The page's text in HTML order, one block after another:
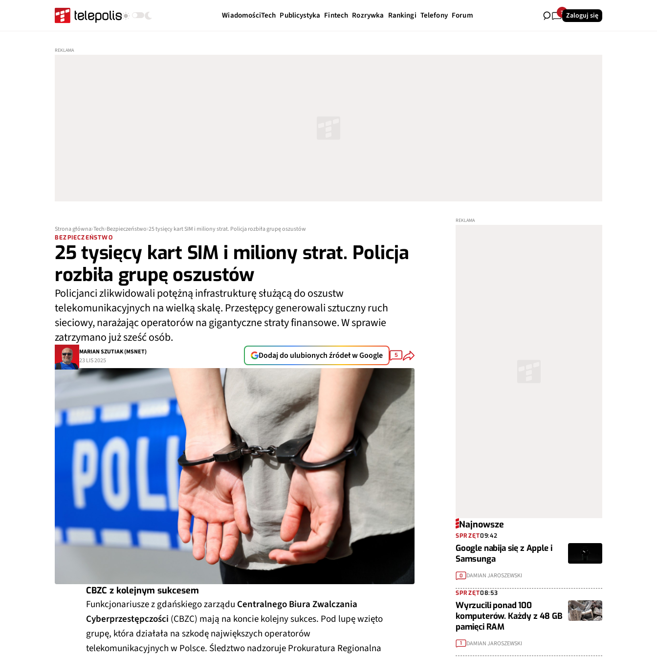
WiadomościTech Publicystyka Fintech Rozrywka Rankingi Telefony Forum 7 Zaloguj się
Strona główna Tech Bezpieczeństwo 25 tysięcy kart SIM i miliony strat. Policja rozbiła grupę oszustów
BEZPIECZEŃSTWO
25 tysięcy kart SIM i miliony strat. Policja
rozbiła grupę oszustów
Policjanci zlikwidowali potężną infrastrukturę służącą do oszustw
telekomunikacyjnych na wielką skalę. Przestępcy generowali sztuczny ruch
sieciowy, narażając operatorów na gigantyczne straty finansowe. W sprawie
zatrzymano już sześć osób.
MARIAN SZUTIAK (MSNET)
23 LIS 2025
Dodaj do ulubionych źródeł w Google 5
CBZC z kolejnym sukcesem
Funkcjonariusze z gdańskiego zarządu Centralnego Biura Zwalczania
Cyberprzestępczości (CBZC) mają na koncie kolejny sukces. Pod lupę wzięto
grupę, która działała na szkodę największych operatorów
telekomunikacyjnych w Polsce. Śledztwo nadzoruje Prokuratura Regionalna
Najnowsze
SPRZĘT09:42
Google nabija się z Apple i
Samsunga
0 DAMIAN JAROSZEWSKI
SPRZĘT08:53
Wyrzucili ponad 100
komputerów. Każdy z 48 GB
pamięci RAM
1 DAMIAN JAROSZEWSKI